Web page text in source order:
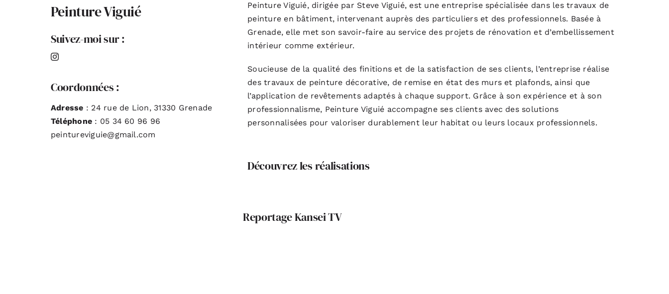
Peinture Viguié
Suivez-moi sur :
Coordonnées :
Adresse : 24 rue de Lion, 31330 Grenade
Téléphone : 05 34 60 96 96
peintureviguie@gmail.com
Peinture Viguié, dirigée par Steve Viguié, est une entreprise spécialisée dans les travaux de
peinture en bâtiment, intervenant auprès des particuliers et des professionnels. Basée à
Grenade, elle met son savoir-faire au service des projets de rénovation et d’embellissement
intérieur comme extérieur.
Soucieuse de la qualité des finitions et de la satisfaction de ses clients, l’entreprise réalise
des travaux de peinture décorative, de remise en état des murs et plafonds, ainsi que
l’application de revêtements adaptés à chaque support. Grâce à son expérience et à son
professionnalisme, Peinture Viguié accompagne ses clients avec des solutions
personnalisées pour valoriser durablement leur habitat ou leurs locaux professionnels.
Découvrez les réalisations
Reportage Kansei TV